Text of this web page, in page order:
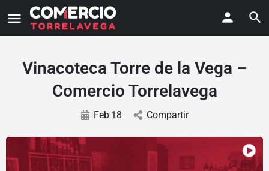
Vinacoteca Torre de la Vega –
Comercio Torrelavega
Feb 18 Compartir